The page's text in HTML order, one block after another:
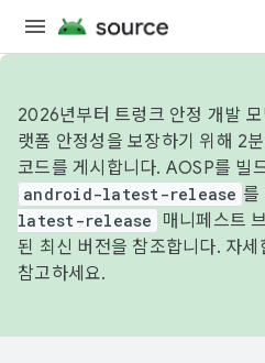
2026년부터 트렁크 안정 개발
랫폼 안정성을 보장하기 위해 2
코드를 게시합니다. AOSP를 빌
android-latest-release 를
latest-release
매니페스트
된 최신 버전을 참조합니다. 자세
참고하세요.